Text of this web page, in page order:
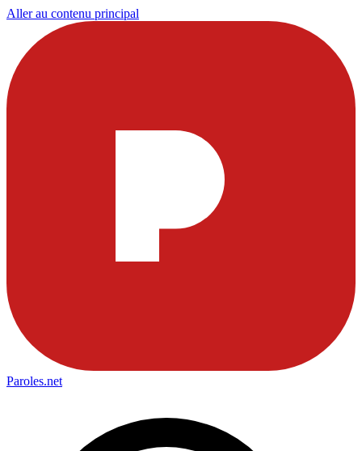
Aller au contenu principal
Paroles.net